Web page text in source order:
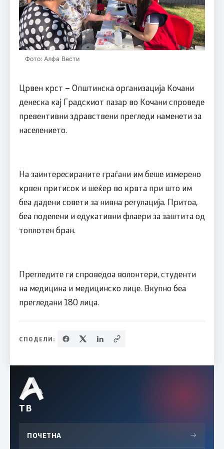
Фото: Алфа Вести
Црвен крст – Општинска организација Кочани
денеска кај Градскиот пазар во Кочани спроведе
превентивни здравствени прегледи наменети за
населението.
На заинтересираните граѓани им беше измерено
крвен притисок и шеќер во крвта при што им
беа дадени совети за нивна регулација. Притоа,
беа поделени и едукативни флаери за заштита од
топлотен бран.
Прегледите ги спроведоа волонтери, студенти
на медицина и медицинско лице. Вкупно беа
прегледани 180 лица.
СПОДЕЛИ:
ТВ
ПОЧЕТНА →